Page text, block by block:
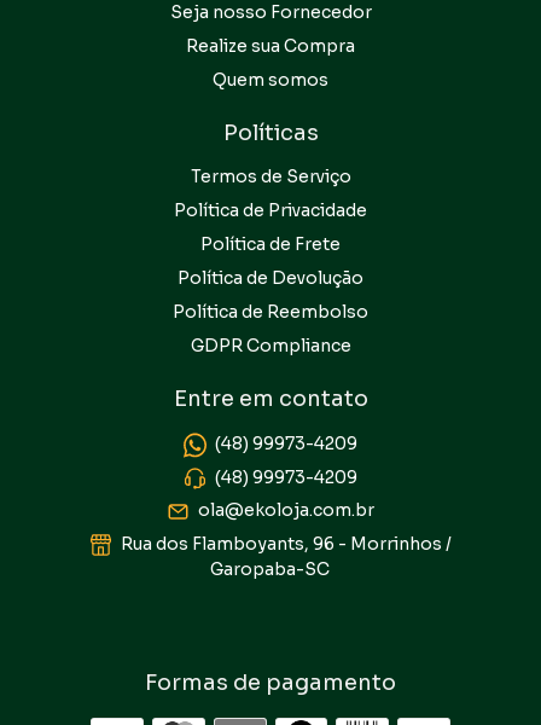
Seja nosso Fornecedor
Realize sua Compra
Quem somos
Políticas
Termos de Serviço
Política de Privacidade
Política de Frete
Política de Devolução
Política de Reembolso
GDPR Compliance
Entre em contato
(48) 99973-4209
(48) 99973-4209
ola@ekoloja.com.br
Rua dos Flamboyants, 96 - Morrinhos /
Garopaba-SC
Formas de pagamento